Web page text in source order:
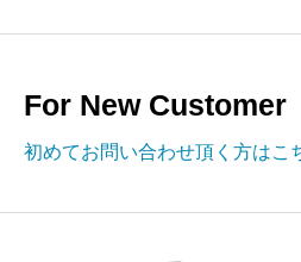
For New Customer
初めてお問い合わせ頂く方はこ